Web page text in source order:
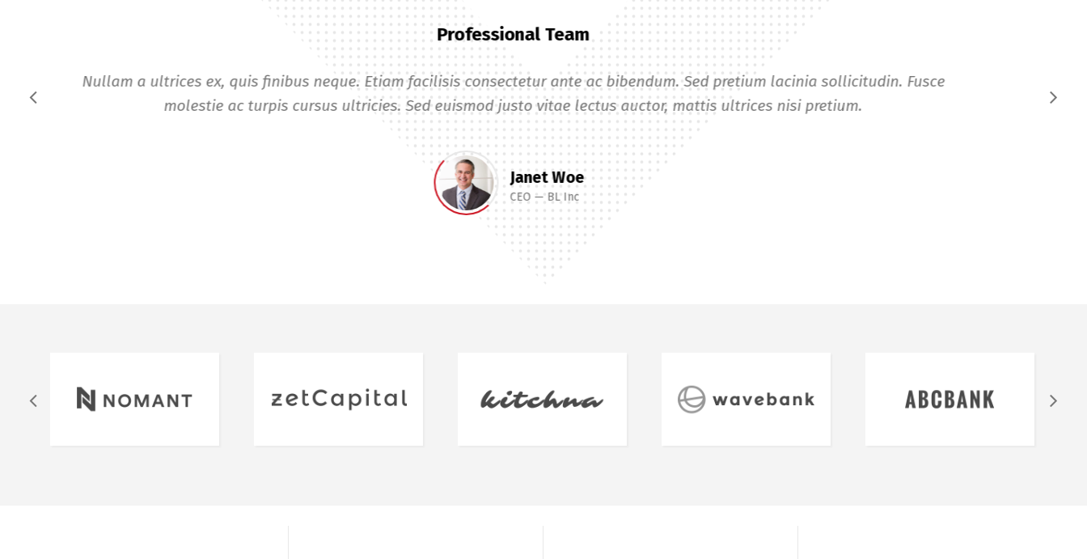
BusinessLounge is the Best!
Nam orci orci, pretium vel elementum eu, vestibulum at sapien. Sed pretium turpis lacus, ut vehicula odio tempor non. Duis
fermentum massa sed laoreet suscipit. Mauris sed semper urna, a facilisis elit.
Jane Woe
HR Kitchna
Switch The Language
Русский English Українська